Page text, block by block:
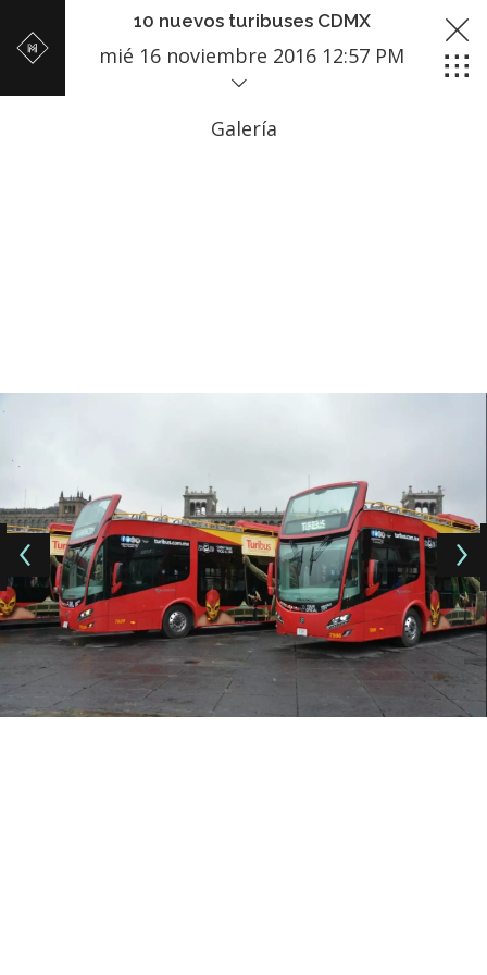
10 nuevos turibuses CDMX
mié 16 noviembre 2016 12:57 PM
Galería